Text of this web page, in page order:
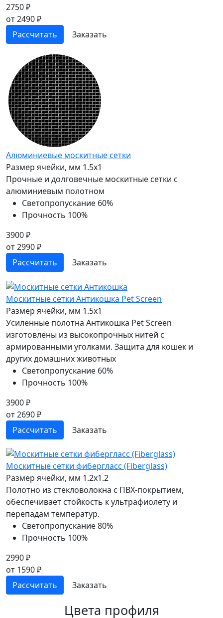
2750 ₽
от 2490 ₽
Рассчитать
Заказать
Алюминиевые москитные сетки
Размер ячейки, мм 1.5x1
Прочные и долговечные москитные сетки с
алюминиевым полотном
Светопропускание 60%
Прочность 100%
3900 ₽
от 2990 ₽
Рассчитать
Заказать
Москитные сетки Антикошка Pet Screen
Размер ячейки, мм 1.5x1
Усиленные полотна Антикошка Pet Screen
изготовлены из высокопрочных нитей с
армированными уголками. Защита для кошек и
других домашних животных
Светопропускание 60%
Прочность 100%
3900 ₽
от 2690 ₽
Рассчитать
Заказать
Москитные сетки фибергласс (Fiberglass)
Размер ячейки, мм 1.2x1.2
Полотно из стекловолокна с ПВХ-покрытием,
обеспечивает стойкость к ультрафиолету и
перепадам температур.
Светопропускание80%
Прочность 100%
2990 ₽
от 1590 ₽
Рассчитать
Заказать
Цвета профиля